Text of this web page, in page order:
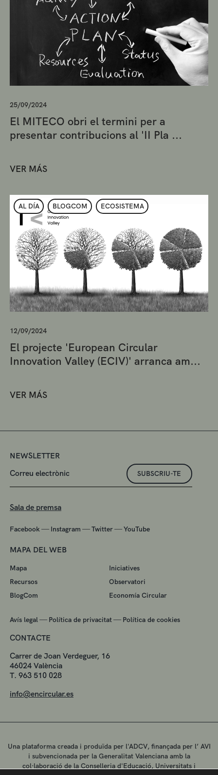
25/09/2024
El MITECO obri el termini per a
presentar contribucions al 'II Pla ...
VER MÁS
AL DÍA BLOGCOM ECOSISTEMA
12/09/2024
El projecte 'European Circular
Innovation Valley (ECIV)' arranca am...
VER MÁS
NEWSLETTER
SUBSCRIU-TE
Sala de premsa
Facebook — Instagram —Twitter—YouTube
MAPA DEL WEB
Mapa
Iniciatives
Recursos
Observatori
BlogCom
Economía Circular
Avís legal — Política de privacitat— Política de cookies
CONTACTE
Carrer de Joan Verdeguer, 16
46024 València
T. 963 510 028
info@encircular.es
Una plataforma creada i produïda per l'ADCV, finançada per l’ AVI
i subvencionada per la Generalitat Valenciana amb la
col·laboració de la Conselleria d'Educació, Universitats i